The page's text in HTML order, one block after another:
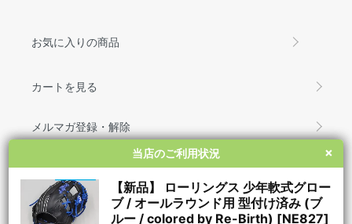
お気に入りの商品
カートを見る
メルマガ登録・解除
お問い合わせ
当店のご利用状況 ×
【新品】 ローリングス 少年軟式グロー
ブ / オールラウンド用 型付け済み (ブ
ルー / colored by Re-Birth) [NE827]
当店のご利用状況 ×
【新品】 ローリングス 少年軟式グロー
ブ / オールラウンド用 型付け済み (ブ
ルー / colored by Re-Birth) [NE827]